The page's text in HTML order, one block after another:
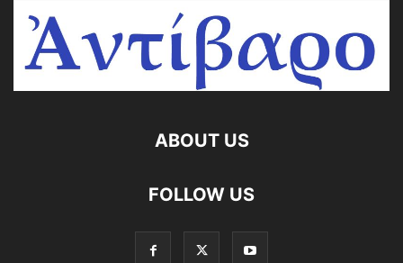
ABOUT US
FOLLOW US